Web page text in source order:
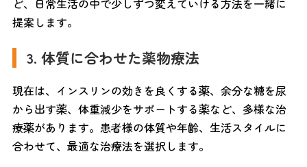
提案します。
3. 体質に合わせた薬物療法
現在は、インスリンの効きを良くする薬、余分な糖を尿
から出す薬、体重減少をサポートする薬など、多様な治
療薬があります。患者様の体質や年齢、生活スタイルに
合わせて、最適な治療法を選択します。